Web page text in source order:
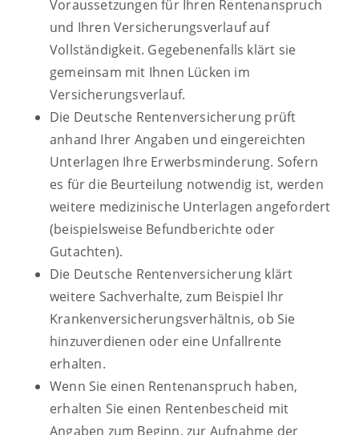
Voraussetzungen für Ihren Rentenanspruch
und Ihren Versicherungsverlauf auf
Vollständigkeit. Gegebenenfalls klärt sie
gemeinsam mit Ihnen Lücken im
Versicherungsverlauf.
Die Deutsche Rentenversicherung prüft
anhand Ihrer Angaben und eingereichten
Unterlagen Ihre Erwerbsminderung. Sofern
es für die Beurteilung notwendig ist, werden
weitere medizinische Unterlagen angefordert
(beispielsweise Befundberichte oder
Gutachten).
Die Deutsche Rentenversicherung klärt
weitere Sachverhalte, zum Beispiel Ihr
Krankenversicherungsverhältnis, ob Sie
hinzuverdienen oder eine Unfallrente
erhalten.
Wenn Sie einen Rentenanspruch haben,
erhalten Sie einen Rentenbescheid mit
Angaben zum Beginn, zur Aufnahme der